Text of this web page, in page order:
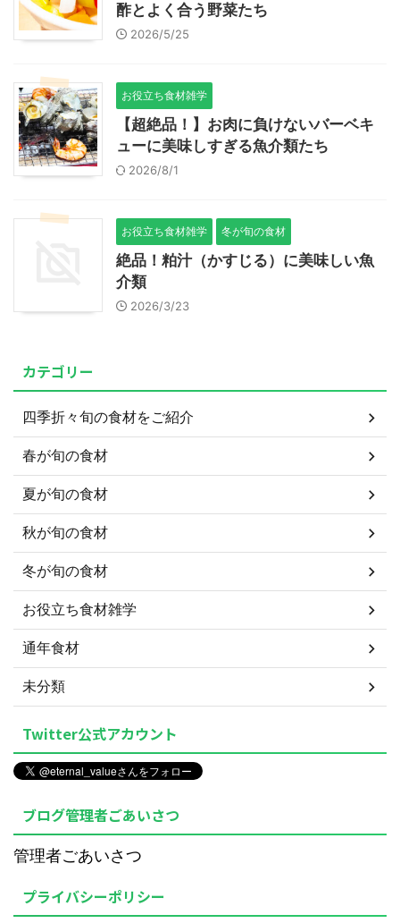
酢とよく合う野菜たち
2026/5/25
お役立ち食材雑学
【超絶品！】お肉に負けないバーベキ
ューに美味しすぎる魚介類たち
2026/8/1
お役立ち食材雑学 冬が旬の食材
絶品！粕汁（かすじる）に美味しい魚
介類
2026/3/23
カテゴリー
四季折々旬の食材をご紹介
春が旬の食材
夏が旬の食材
秋が旬の食材
冬が旬の食材
お役立ち食材雑学
通年食材
未分類
Twitter公式アカウント
ブログ管理者ごあいさつ
管理者ごあいさつ
プライバシーポリシー